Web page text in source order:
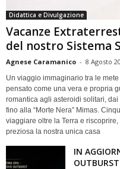
Didattica e Divulgazione
Vacanze
del nostro Sistema
Agnese Caramanico - 8 Agosto
Un viaggio immaginario tra le
pensato come una vera e propria
romantica agli asteroidi solitari,
fino alla “Morte Nera” Mimas.
viaggiare oltre la Terra e
preziosa la nostra unica casa
IN